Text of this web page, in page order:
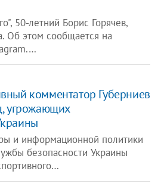
50-летний Борис Горячев,
Об этом сообщается на
комментатор Губерниев
угрожающих
и информационной политики
безопасности Украины